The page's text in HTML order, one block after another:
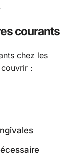
courants
chez les
couvrir :